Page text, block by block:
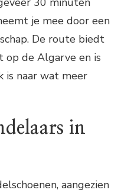
je mee door een
De route biedt
op de Algarve en is
is naar wat meer
in
aangezien